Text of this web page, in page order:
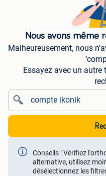
Nous avons même
Malheureusement, nous
Essayez avec un autre
Conseils : Vérifiez
alternative, utilisez
désélectionnez les